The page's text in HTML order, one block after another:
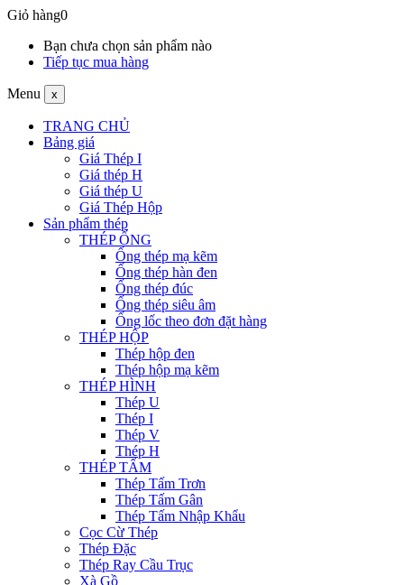
Giỏ hàng0
Bạn chưa chọn sản phẩm nào
Tiếp tục mua hàng
Menu x
TRANG CHỦ
Bảng giá
Giá Thép I
Giá thép H
Giá thép U
Giá Thép Hộp
Sản phẩm thép
THÉP ỐNG
Ống thép mạ kẽm
Ống thép hàn đen
Ống thép đúc
Ống thép siêu âm
Ống lốc theo đơn đặt hàng
THÉP HỘP
Thép hộp đen
Thép hộp mạ kẽm
THÉP HÌNH
Thép U
Thép I
Thép V
Thép H
THÉP TẤM
Thép Tấm Trơn
Thép Tấm Gân
Thép Tấm Nhập Khẩu
Cọc Cừ Thép
Thép Đặc
Thép Ray Cầu Trục
Xà Gồ